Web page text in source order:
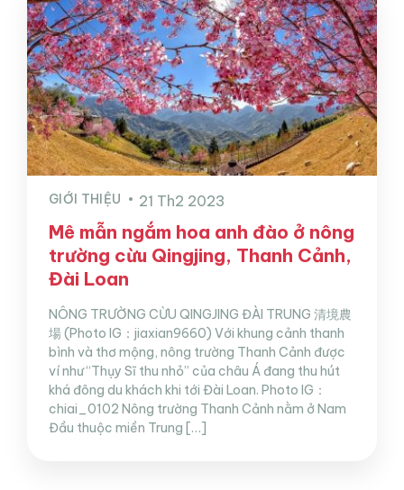
GIỚI THIỆU 21 Th2 2023
Mê mẫn ngắm hoa anh đào ở nông
trường cừu Qingjing, Thanh Cảnh,
Đài Loan
NÔNG TRƯỜNG CỪU QINGJING ĐÀI TRUNG 清境農
場 (Photo IG：jiaxian9660) Với khung cảnh thanh
bình và thơ mộng, nông trường Thanh Cảnh được
ví như “Thụy Sĩ thu nhỏ” của châu Á đang thu hút
khá đông du khách khi tới Đài Loan. Photo IG：
chiai_0102 Nông trường Thanh Cảnh nằm ở Nam
Đầu thuộc miền Trung […]